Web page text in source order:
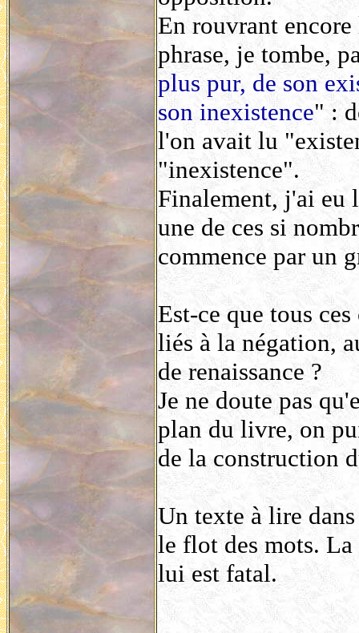
En rouvrant
phrase, je tombe,
plus pur, de son
son inexistence" :
l'on avait lu
"inexistence".
Finalement, j'ai eu
une de ces si
commence par un
Est-ce que tous
liés à la négation,
de renaissance ?
Je ne doute pas
plan du livre, on
de la construction
Un texte à lire
le flot des mots.
lui est fatal.